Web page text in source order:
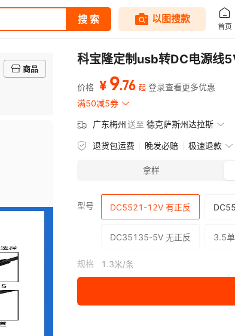
商品
科宝隆定制usb转DC电源线
价格 ¥ 9.76 起 登录查看更多优惠
满50减5券
广东梅州送至 德克萨斯州达拉斯
退货包运费 晚发必赔 极速退款
拿样
型号 DC5521-12V 有正反
DC35135-5V 无正反 3.5
规格 1.3米/条